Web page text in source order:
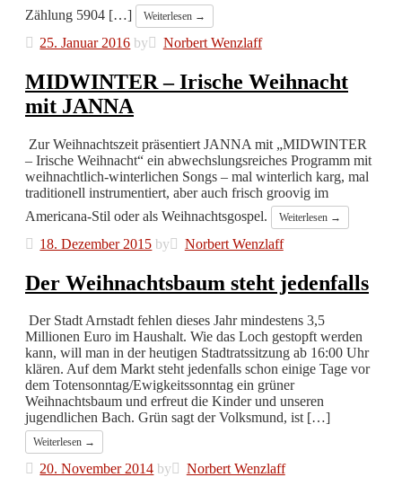
Zählung 5904 […]
Weiterlesen →
25. Januar 2016 by Norbert Wenzlaff
MIDWINTER – Irische Weihnacht
mit JANNA
Zur Weihnachtszeit präsentiert JANNA mit „MIDWINTER
– Irische Weihnacht“ ein abwechslungsreiches Programm mit
weihnachtlich-winterlichen Songs – mal winterlich karg, mal
traditionell instrumentiert, aber auch frisch groovig im
Americana-Stil oder als Weihnachtsgospel.
Weiterlesen →
18. Dezember 2015 by Norbert Wenzlaff
Der Weihnachtsbaum steht jedenfalls
Der Stadt Arnstadt fehlen dieses Jahr mindestens 3,5
Millionen Euro im Haushalt. Wie das Loch gestopft werden
kann, will man in der heutigen Stadtratssitzung ab 16:00 Uhr
klären. Auf dem Markt steht jedenfalls schon einige Tage vor
dem Totensonntag/Ewigkeitssonntag ein grüner
Weihnachtsbaum und erfreut die Kinder und unseren
jugendlichen Bach. Grün sagt der Volksmund, ist […]
Weiterlesen →
20. November 2014 by Norbert Wenzlaff